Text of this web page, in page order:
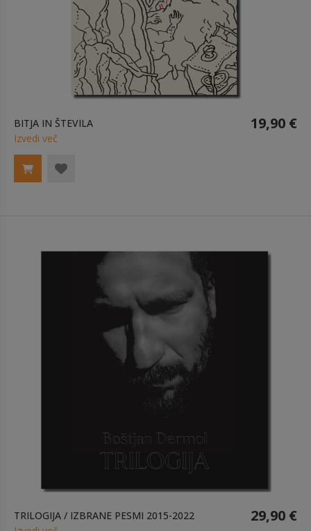
BITJA IN ŠTEVILA 19,90 €
Izvedi več
TRILOGIJA / IZBRANE PESMI 2015-2022 29,90 €